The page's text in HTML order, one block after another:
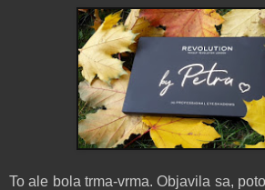
To ale bola trma-vrma. Objavila sa,